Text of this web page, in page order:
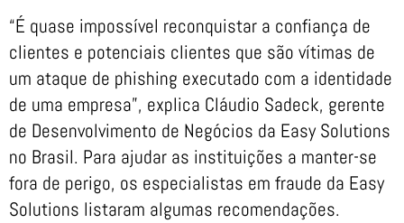
“É quase impossível reconquistar a confiança de
clientes e potenciais clientes que são vítimas de
um ataque de phishing executado com a identidade
de uma empresa”, explica Cláudio Sadeck, gerente
de Desenvolvimento de Negócios da Easy Solutions
no Brasil. Para ajudar as instituições a manter-se
fora de perigo, os especialistas em fraude da Easy
Solutions listaram algumas recomendações.